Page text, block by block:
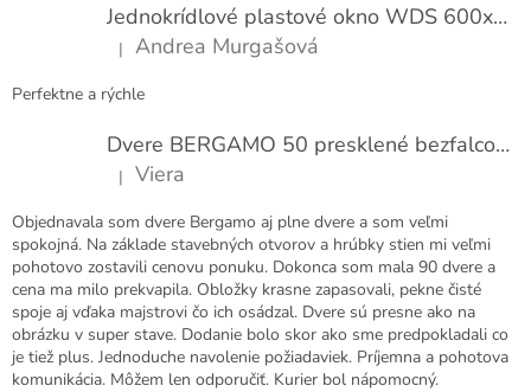
Jednokrídlové plastové okno WDS 600x1000
Hodnotenie produktu je 5 z 5 hviezdičiek.
| Andrea Murgašová
Perfektne a rýchle
Dvere BERGAMO 50 presklené bezfalcové EXTRA
Hodnotenie produktu je 5 z 5 hviezdičiek.
| Viera
Objednavala som dvere Bergamo aj plne dvere a som veľmi
spokojná. Na základe stavebných otvorov a hrúbky stien mi veľmi
pohotovo zostavili cenovu ponuku. Dokonca som mala 90 dvere a
cena ma milo prekvapila. Obložky krasne zapasovali, pekne čisté
spoje aj vďaka majstrovi čo ich osádzal. Dvere sú presne ako na
obrázku v super stave. Dodanie bolo skor ako sme predpokladali co
je tiež plus. Jednoduche navolenie požiadaviek. Príjemna a pohotova
komunikácia. Môžem len odporučiť. Kurier bol nápomocný.